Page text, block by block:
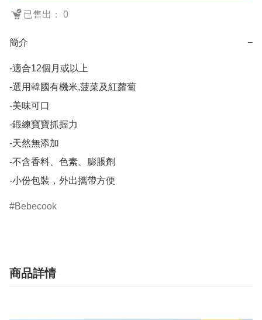
已售出： 0
簡介 −
-適合12個月或以上
-選用韓國有機米,菠菜及紅蘿蔔
-美味可口
-鍛練寶寶抓握力
-天然無添加
-不含香料、色素、膨脹劑
-小份包裝，外出攜帶方便
Bebecook
商品詳情